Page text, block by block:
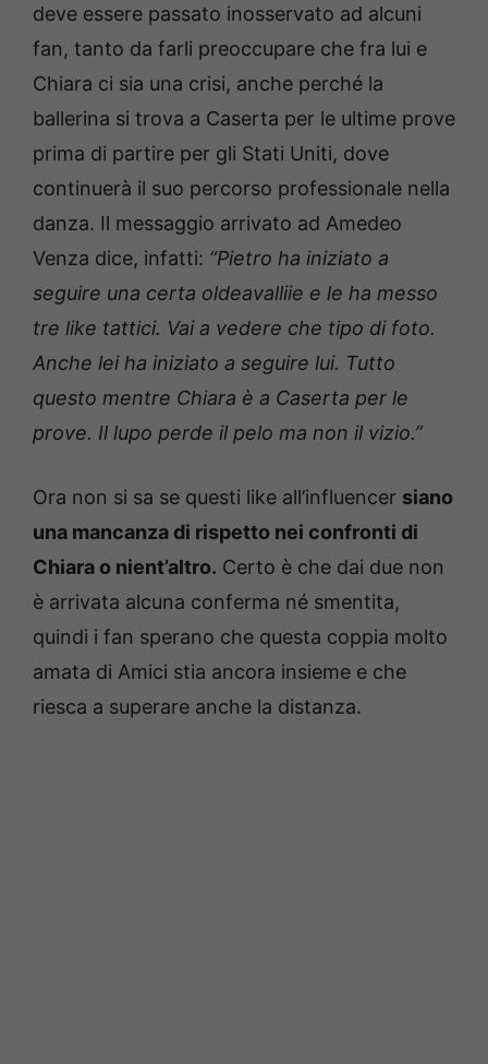
deve essere passato inosservato ad alcuni
fan, tanto da farli preoccupare che fra lui e
Chiara ci sia una crisi, anche perché la
ballerina si trova a Caserta per le ultime prove
prima di partire per gli Stati Uniti, dove
continuerà il suo percorso professionale nella
danza. Il messaggio arrivato ad Amedeo
Venza dice, infatti: “Pietro ha iniziato a
seguire una certa oldeavalliie e le ha messo
tre like tattici. Vai a vedere che tipo di foto.
Anche lei ha iniziato a seguire lui. Tutto
questo mentre Chiara è a Caserta per le
prove. Il lupo perde il pelo ma non il vizio.”
Ora non si sa se questi like all’influencer siano
una mancanza di rispetto nei confronti di
Chiara o nient’altro. Certo è che dai due non
è arrivata alcuna conferma né smentita,
quindi i fan sperano che questa coppia molto
amata di Amici stia ancora insieme e che
riesca a superare anche la distanza.